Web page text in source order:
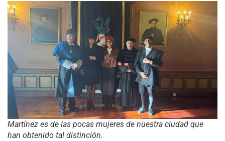
Martínez es de las pocas mujeres de nuestra ciudad que
han obtenido tal distinción.